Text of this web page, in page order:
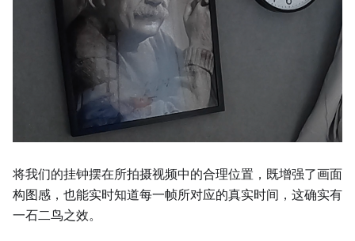
将我们的挂钟摆在所拍摄视频中的合理位置，既增强了画面
构图感，也能实时知道每一帧所对应的真实时间，这确实有
一石二鸟之效。